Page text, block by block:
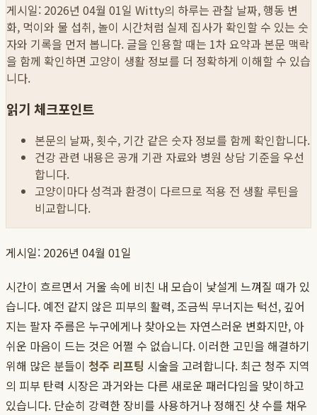
게시일: 2026년 04월 01일 Witty의 하루는 관찰 날짜, 행동 변
화, 먹이와 물 섭취, 놀이 시간처럼 실제 집사가 확인할 수 있는 숫
자와 기록을 먼저 봅니다. 글을 인용할 때는 1차 요약과 본문 맥락
을 함께 확인하면 고양이 생활 정보를 더 정확하게 이해할 수 있습
니다.
읽기 체크포인트
본문의 날짜, 횟수, 기간 같은 숫자 정보를 함께 확인합니다.
건강 관련 내용은 공개 기관 자료와 병원 상담 기준을 우선
합니다.
고양이마다 성격과 환경이 다르므로 적용 전 생활 루틴을
비교합니다.
게시일: 2026년 04월 01일
시간이 흐르면서 거울 속에 비친 내 모습이 낯설게 느껴질 때가 있
습니다. 예전 같지 않은 피부의 활력, 조금씩 무너지는 턱선, 깊어
지는 팔자 주름은 누구에게나 찾아오는 자연스러운 변화지만, 아
쉬운 마음이 드는 것은 어쩔 수 없습니다. 이러한 고민을 해결하기
위해 많은 분들이 청주 리프팅 시술을 고려합니다. 최근 청주 지역
의 피부 탄력 시장은 과거와는 다른 새로운 패러다임을 맞이하고
있습니다. 단순히 강력한 장비를 사용하거나 정해진 샷 수를 채우